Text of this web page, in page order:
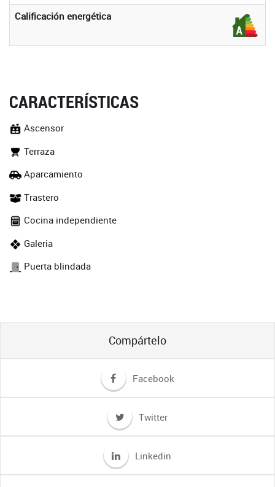
Calificación energética
CARACTERÍSTICAS
Ascensor
Terraza
Aparcamiento
Trastero
Cocina independiente
Galeria
Puerta blindada
Compártelo
Facebook
Twitter
Linkedin